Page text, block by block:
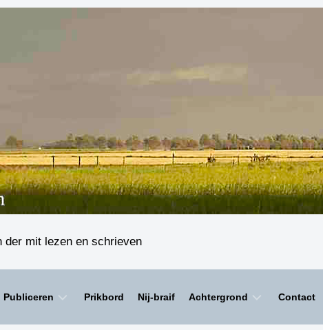
der mit lezen en schrieven
Publiceren Prikbord Nij-braif Achtergrond Contact